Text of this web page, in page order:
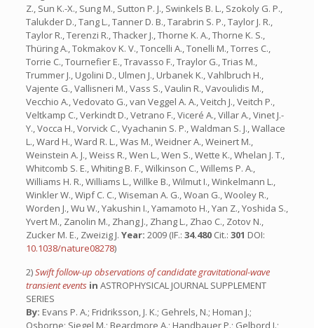
Z., Sun K.-X., Sung M., Sutton P. J., Swinkels B. L., Szokoly G. P.,
Talukder D., Tang L., Tanner D. B., Tarabrin S. P., Taylor J. R.,
Taylor R., Terenzi R., Thacker J., Thorne K. A., Thorne K. S.,
Thüring A., Tokmakov K. V., Toncelli A., Tonelli M., Torres C.,
Torrie C., Tournefier E., Travasso F., Traylor G., Trias M.,
Trummer J., Ugolini D., Ulmen J., Urbanek K., Vahlbruch H.,
Vajente G., Vallisneri M., Vass S., Vaulin R., Vavoulidis M.,
Vecchio A., Vedovato G., van Veggel A. A., Veitch J., Veitch P.,
Veltkamp C., Verkindt D., Vetrano F., Viceré A., Villar A., Vinet J.-
Y., Vocca H., Vorvick C., Vyachanin S. P., Waldman S. J., Wallace
L., Ward H., Ward R. L., Was M., Weidner A., Weinert M.,
Weinstein A. J., Weiss R., Wen L., Wen S., Wette K., Whelan J. T.,
Whitcomb S. E., Whiting B. F., Wilkinson C., Willems P. A.,
Williams H. R., Williams L., Willke B., Wilmut I., Winkelmann L.,
Winkler W., Wipf C. C., Wiseman A. G., Woan G., Wooley R.,
Worden J., Wu W., Yakushin I., Yamamoto H., Yan Z., Yoshida S.,
Yvert M., Zanolin M., Zhang J., Zhang L., Zhao C., Zotov N.,
Zucker M. E., Zweizig J. Year: 2009 (IF.: 34.480 Cit.: 301 DOI:
10.1038/nature08278)
2)Swift follow-up observations of candidate gravitational-wave
transient events in ASTROPHYSICAL JOURNAL SUPPLEMENT
SERIES
By: Evans P. A.; Fridriksson, J. K.; Gehrels, N.; Homan J.; Osborne; Siegel M.; Beardmore A.; Handbauer P.; Gelbord J.; Kennea J. A.; Smith M.; Zhu Q.; Aasi J.; Abadie J.; Abbott B. P.; Abbott R.; Abbott T. D.; Abernathy M.; Accadia T.; Acernese F.; Adams C.; Adams T.; Addesso P.; Adhikari R.; Affeldt C.; Agathos M.; Agatsuma K.; Ajith P.; Allen B.; Allocca A.; Ceron, E.A.; Amariutei D.; Anderson S. B.; Anderson W. G.; Arai K.; Araya M. C.; Ast S.; Aston S.M.; Astone P.; Atkinson D.; Aufmuth P.; Aulbert C.; Aylott B. E.; Babak S.; Baker P.; Ballardin G.; Ballmer S.; Bao Y; Barayoga J. C. B.; Barker D.; Barone F.; Barr B.; Barsotti L.; Barsuglia M.; Barton M. A.; Bartos I.; Bassiri R.; Bastarrika M.; Basti A.; Batch J.; Bauchrowitz J.; Bauer Th. S.; Bebronne M.; Beck D.; Behnke B.; Bejger M.; Beker M. G.; Bell A.S.; Bell C.; Belopolski I.; Benacquista M.; Berliner J. M.; Bertolini A.; Betzwieser J.; Beveridge N.; Beyersdorf P. T.; Bhadbade T.; Bilenko I. A.; Billingsley G.; Birch J.; Biswas R.; Bitossi M.; Bizouard M. A.; Black E.; Blackburn J. K.; Blackburn L.; Blair D.; Bland B.; Blom M.; Bock O.; Bodiya T.P.; Bogan C.; Bond C.; Bondarescu R.; Bondu F.; Bonelli L.; Bonnand R.; Bork R.; Born M.; Boschi V.; Bose S.; Bosi L.; Bouhou B.; Braccini S.; Bradaschia C.; Brady P. R.; Braginsky V. B.; Branchesi M.; Brau J. E.; Breyer J.; Briant T.; Bridges D. O.; Brillet A.; Brinkmann M.; Brisson V.; Britzger M.; Brooks A. F.; Brown D. A.; Bulik T.; Bulten H. J.; Buonanno A.; Burguet-Castell J.; Buskulic D.; Buy C.; Byer R. L.; Cadonati L.; Cagnoli G.; Calloni E.; Camp J. B.; Campsie P.; Cannon K.; Canuel B.; Cao J.; Capano C. D.; Carbognani F.; Carbone L.; Caride S.; Caudill S.; Cavaglia M.; Cavalier F.; Cavalieri R.; Cella G.; Cepeda C.; Cesarini E.; Chalermsongsak T.; Charlton P.; Chassande-Mottin E.; Chen W.; Chen X.; Chen Y.; Chincarini A.; Chiummo A.; Cho H. S.; Chow J.; Christensen N.; Chua S. S. Y.; Chung C. T. Y.; Chung S.; Ciani G.; Clara F.; Clark D. E.; Clark J. A.; Clayton J. H.; Cleva F.; Coccia E.; Cohadon P. -F.; Colacino C. N.; Colla A.; Colombini M.; Conte A.; Conte R.; Cook D.; Corbitt T. R.; Cordier M.; Cornish N.; Corsi A.; Costa C. A.; Coughlin M.; Coulon J. -P.; Couvares P.; Coward D. M.; Cowart M.; Coyne D. C.; Creighton J. D. E.; Creighton T. D.; Cruise A. M.; Cumming A.; Cunningham L.; Cuoco E.; Cutler R. M.; Dahl K.; Damjanic M.; Danilishin S. L.; D’Antonio S.; Danzmann K.; Dattilo V.; Daudert B.; Daveloza H.; Davier M.; Daw E. J.; Day R.; Dayanga T.; De Rosa R.; DeBra D.; Debreczeni G.; Degallaix J.; Del Pozzo W.; Dent T.; Dergachev V.; DeRosa R.; Dhurandhar S.; Di Fiore L.; Di Lieto A.; Di Palma I.; Emilio M. Di Paolo; Di Virgilio A.; Diaz M.; Dietz A.; Donovan F.; Dooley K. L.; Doravari S.; Dorsher S.; Drago M.; Drever R. W. P.; Driggers J. C.; Du Z.; Dumas J. -C.; Dwyer S.; Eberle T.; Edgar M.; Edwards M.; Effler A.; Ehrens P.; Eikenberry S.; Endroczi G.; Engel R.; Etzel T.; Evans K.; Evans M.; Evans T.; Factourovich M.; Fafone V.; Fairhurst S.; Farr B. F.; Favata M.; Fazi D.; Fehrmann H.; Feldbaum D.; Ferrante I.; Ferrini F.; Fidecaro F.; Finn L. S.; Fiori I.; Fisher R. P.; Flaminio R.; Foley S.; Forsi E.; Forte L. A.; Fotopoulos N.; Fournier J. -D.; Franc J.; Franco S.; Frasca S.; Frasconi F.; Frede M.; Frei M. A.; Frei Z.; Freise A.; Frey R.; Fricke T. T.; Friedrich D.; Fritschel P.; Frolov V. V.; Fujimoto M. -K.; Fulda P. J.; Fyffe M.; Gair J.; Galimberti M.; Gammaitoni L.; Garcia J.; Garufi F.; Gaspar M. E.; Gelencser G.; Gemme G.; Genin E.; Gennai A.; Gergely L. A.; Ghosh S.; Giaime J. A.; Giampanis S.; Giardina K. D.; Giazotto A.; Gil-Casanova S.; Gill C.; Gleason J.; Goetz E.; Gonzalez G.; Gorodetsky M. L.; Gossler S.; Gouaty R.; Graef C.; Graff P. B.; Granata M.; Grant A.; Gray C.; Greenhalgh R. J. S.; Gretarsson A. M.; Griffo C.; Grote H.; Grover K.; Grunewald S.; Guidi G. M.; Guido C.; Gupta R.; Gustafson E. K.; Gustafson R.; Hallam J. M.; Hammer D.; Hammond G.; Hanks J.; Hanna C.; Hanson J.; Harms J.; Harry G. M.; Harry I. W.; Harstad E. D.; Hartman M. T.; Haughian K.; Hayama K.; Hayau J. -F.; Heefner J.; Heidmann A.; Heintze M. C.; Heitmann H.; Hello P.; Hemming G.; Hendry M. A.; Heng I. S.; Heptonstall A. W.; Herrera V.; Heurs M.; Hewitson M.; Hild S.; Hoak D.; Hodge K. A.; Holt K.; Holtrop M.; Hong T.; Hooper S.; Hough J.; Howell E. J.; Hughey B.; Husa S.; Huttner S. H.; Huynh-Dinh T.; Ingram D. R.; Inta R.; Isogai T.; Ivanov A.; Izumi K.; Jacobson M.; James E.; Jang Y. J.; Jaranowski P.; Jesse E.; Johnson W. W.; Jones D. I.; Jones R.; Jonker R. J. G.; Ju L.; Kalmus P.; Kalogera V.; Kandhasamy S.; Kang G.; Kanner J. B.; Kasprzack M.; Kasturi R.; Katsavounidis E.; Katzman W.; Kaufer H.; Kaufman K.; Kawabe K.; Kawamura S.; Kawazoe F.; Keitel D.; Kelley D.; Kells W.; Keppel D. G.; Keresztes Z.; Khalaidovski A.; Khalili F. Y.; Khazanov E. A.; Kim B. K.; Kim C.; Kim H.; Kim K.; Kim N.; Kim Y. M.; King P. J.; Kinzel D. L.; Kissel J. S.; Klimenko S.; Kline J.; Kokeyama K.; Kondrashov V.; Koranda S.; Korth W Z.; Kowalska I.; Kozak D.; Kringel V.; Krishnan B.; Krolak A., Kuehn G.; Kumar, P.; Kumar R.; Kurdyumov R.; Kwee P.; Lam P. K.; Landry M.; Langley A.; Lantz B.; Lastzka N.; Lawrie C.; Lazzarini A.; Le Roux A.; Leaci P.; Lee C. H.; Lee H. K.; Lee H. M.; Leong J. R.; Leonor I.; Leroy N.; Letendre N.; Lhuillier V.; Li J.; Li T. G. F.; Lindquist P. E.; Litvine V.; Liu Y.; Liu Z.; Lockerbie N. A.; Lodhia D.; Logue J.; Lorenzini M.; Loriette V.; Lormand M.; Losurdo G.; Lough J.; Lubinski M.; Luck H.; Lundgren A. P.; Macarthur J.; Macdonald E.; Machenschalk B.; MacInnis M.; Macleod D. M.; Mageswaran M.; Mailand K.; Majorana E.; Maksimovic I.; Malvezzi V.; Man N.; Mandel I.; Mandic V.; Mantovani M.; Marchesoni F.; Marion F.; Marka S.; Marka Z.; Markosyan A.; Maros E.; Marque J.; Martelli F.; Martin I. W.; Martin R. M.; Marx J. N.; Mason K.; Masserot A.; Matichard F.; Matone L.; Matzner R. A.; Mavalvala N.; Mazzolo G.; McCarthy R.; McClelland D. E.; McDaniel P.; McGuire S. C.; McIntyre G.; McIver J.; Meadors G. D.; Mehmet M.; Meier T.; Melatos A.; Melissinos A. C.; Mendell G.; Menendez D. F.; Mercer R. A.; Meshkov S.; Messenger C.; Meyer M. S.; Miao H.; Michel C.; Milano L.; Miller J.; Minenkov Y.; Mingarelli C. M. F.; Mitrofanov V. P.; Mitselmakher G.; Mittleman R.; Moe B.; Mohan M.; Mohapatra S. R. P.; Moraru D.; Moreno G.; Morgado N.; Morgia A.; Mori T.; Morriss S. R.; Mosca S.; Mossavi K.; Mours B.; Mow-Lowry C. M.; Mueller C. L.; Mueller G.; Mukherjee S.; Mullavey A.; Muller-Ebhardt H.; Munch J.; Murphy D.; Murray P. G.; Mytidis A.; Nash T.; Naticchioni L.; Necula V.; Nelson J.; Neri I.; Newton G.; Nguyen T.; Nishizawa A.; Nitz A.; Nocera F.; Nolting D.; Normandin M. E.; Nuttall L.; Ochsner E.; O’Dell J.; Oelker E.; Ogin G. H.; Oh J. J.; Oh S. H.; Oldenberg R. G.; O’Reilly B.; O’Shaughnessy R.; Osthelder C.; Ott C. D.; Ottaway D. J.; Ottens R. S.; Overmier H.; Owen B. J.; Page A.; Palladino L.; Palomba C.; Pan Y.; Pankow C.; Paoletti F.; Paoletti R.; Papa M. A.; Parisi M.; Pasqualetti A.; Passaquieti R.; Passuello D.; Pedraza M.; Penn S.; Perreca A.; Persichetti G.; Phelps M.; Pichot M.; Pickenpack M.; Piergiovanni F.; Pierro V.; Pihlaja M.; Pinard L.; Pinto I. M.; Pitkin M.; Pletsch H. J.; Plissi M. V.; Poggiani R.; Pold J.; Postiglione F.; Poux C.; Prato M.; Predoi V.; Prestegard T.; Price L. R.; Prijatelj M.; Principe M.; Privitera S.; Prix R.; Prodi G. A.; Prokhorov L. G.; Puncken O.; Punturo M.; Puppo P.; Quetschke V.; Quitzow-James R.; Raab F. J.; Rabeling D. S.; Racz I.; Radkins H.; Raffai P.; Rakhmanov M.; Ramet C.; Rankins B.; Rapagnani P.; Raymond V.; Re V.; Reed C. M.; Reed T.; Regimbau T.; Reid S.; Reitze D. H.; Ricci F.; Riesen R.; Riles K.; Roberts M.; Robertson N. A.; Robinet F.; Robinson C.; Robinson E. L.; Rocchi A.; Roddy S.; Rodriguez C.; Rodruck M.; Rolland L.; Rollins J. G.; Romano J. D.; Romano R.; Romie J. H.; Rosinska D.; Rover C.; Rowan S.; Rudiger A.; Ruggi P.; Ryan K.; Salemi F.; Sammut L.; Sandberg V.; Sankar S.; Sannibale V.; Santamaria L.; Santiago-Prieto I.; Santostasi G.; Saracco E.; Sassolas B.; Sathyaprakash B. S.; Saulson P. R.; Savage R. L.; Schilling R; Schnabel R.; Schofield R. M. S.; Schulz B.; Schutz F.B.; Schwinberg P.; Scott J.; Scott S. M.; Seifert F.; Sellers D.; Sentenac D.; Sergeev A.; Shaddock D. A.; Shaltev M.; Shapiro B.; Shawhan P.; Shoemaker D. H.; Sidery T. L.; Siemens X.; Sigg D.; Simakov D.; Singer A.; Singer L.; Sintes A. M.; Skelton G. R.; Slagmolen B. J. J.; Slutsky J.; Smith J. R.; Smith M. R.; Smith R. J. E.; Smith-Lefebvre N. D.; Somiya K.; Sorazu B.; Speirits F. C.; Sperandio L.; Stefszky M.; Steinert E.; Steinlechner J.; Steinlechner S.; Steplewski S.; Stochino A.; Stone R.; Strain K. A.; Strigin S. E.; Stroeer A. S.; Sturani R.; Stuver A. L.; Summerscales T. Z.; Sung M.; Susmithan S.; Sutton P. J.; Swinkels B.; Szeifert G.; Tacca M.; Taffarello L.; Talukder D.; Tanner D. B.; Tarabrin S. P.; Taylor R.; ter Braack A. P. M.; Thomas P.; Thorne K. A.; Thorne K. S.; Thrane E.; Thuring A.; Titsler C.; Tokmakov K. V.; Tomlinson C.; Toncelli A.; Tonelli M.; Torre O.; Torres C. V.; Torrie C. I.; Tournefier E.; Travasso F.; Traylor G.; Tse M.; Ugolini D.; Vahlbruch H.; Vajente G.; van den Brand J. F. J., Van Den Broeck C.; van der Putten S.; van Veggel A. A.; Vass S.; Vasuth M.; Vaulin R.; Vavoulidis M.; Vecchio A.; Vedovato G.; Veitch J.; Veitch P. J.; Venkateswara K.; Verkindt D.; Vetrano F.; Vicere A.; Villar A. E.; Vinet J. -Y.; Vitale S.; Vocca H.; Vorvick C.; Vyatchanin S. P.; Wade A.; Wade L.; Wade M.; Waldman S. J.; Wallace L.; Wan Y.; Wang M.; Wang X; Wanner A.; Ward R. L.; Was M.; Weinert M.; Weinstein A. J.; Weiss R.; Welborn T.; Wen L.; Wessels P.; West M.; Westphal T.; Wette K.; Whelan J. T.; Whitcomb S. E.; White D J.; Whiting B. F.; Wiesner K.; Wilkinson C.; Willems P. A.; Williams L.; Williams R.; Willke B.; Wimmer M.; Winkelmann L.; Winkler W.; Wipf C. C.; Wiseman A. G.; Wittel H.; Woan G.; Wooley R.; Worden J